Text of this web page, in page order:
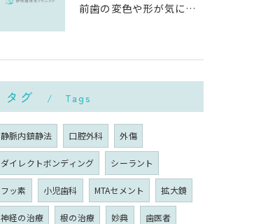
前歯の変色や形が気になる…削らずにきれいに整える「ダイレクトボンディング」とは？
タグ Tags
静脈内鎮静法 口腔外科 外傷
ダイレクトボンディング シーラント
フッ素 小児歯科 MTAセメント 拡大鏡
神経の治療 根の治療 妙典 歯医者